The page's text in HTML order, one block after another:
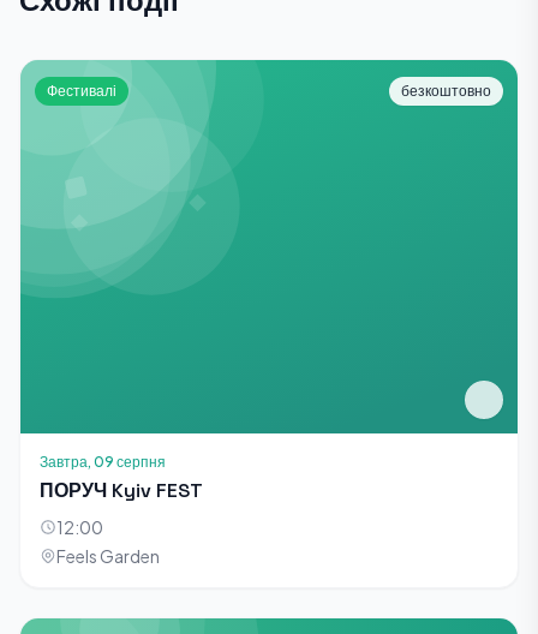
Фестивалі безкоштовно
Завтра, 09 серпня
ПОРУЧ Kyiv FEST
12:00
Feels Garden